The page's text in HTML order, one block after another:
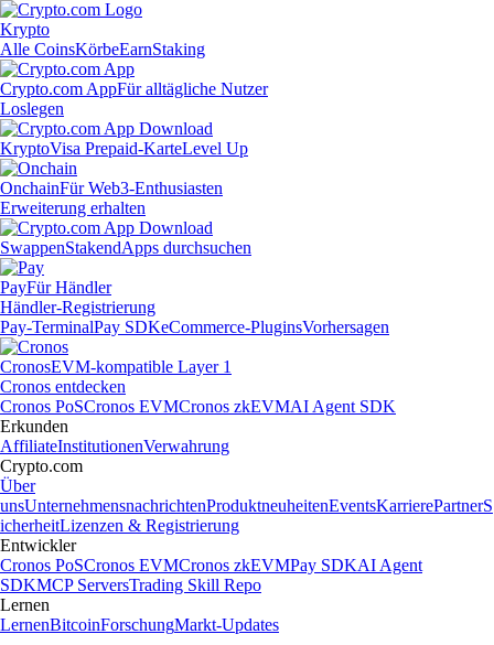
Krypto
Alle CoinsKörbeEarnStaking
Crypto.com AppFür alltägliche Nutzer
Loslegen
KryptoVisa Prepaid-KarteLevel Up
OnchainFür Web3-Enthusiasten
Erweiterung erhalten
SwappenStakendApps durchsuchen
PayFür Händler
Händler-Registrierung
Pay-TerminalPay SDKeCommerce-PluginsVorhersagen
CronosEVM-kompatible Layer 1
Cronos entdecken
Cronos PoSCronos EVMCronos zkEVMAI Agent SDK
Erkunden
AffiliateInstitutionenVerwahrung
Crypto.com
Über
unsUnternehmensnachrichtenProduktneuheitenEventsKarrierePartnerS
icherheitLizenzen & Registrierung
Entwickler
Cronos PoSCronos EVMCronos zkEVMPay SDKAI Agent
SDKMCP ServersTrading Skill Repo
Lernen
LernenBitcoinForschungMarkt-Updates